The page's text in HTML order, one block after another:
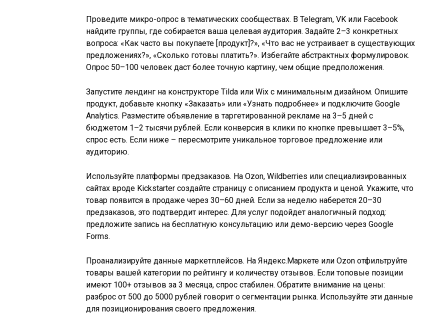
Проведите микро-опрос в тематических сообществах. В Telegram, VK или Facebook
найдите группы, где собирается ваша целевая аудитория. Задайте 2–3 конкретных
вопроса: «Как часто вы покупаете [продукт]?», «Что вас не устраивает в существующих
предложениях?», «Сколько готовы платить?». Избегайте абстрактных формулировок.
Опрос 50–100 человек даст более точную картину, чем общие предположения.
Запустите лендинг на конструкторе Tilda или Wix с минимальным дизайном. Опишите
продукт, добавьте кнопку «Заказать» или «Узнать подробнее» и подключите Google
Analytics. Разместите объявление в таргетированной рекламе на 3–5 дней с
бюджетом 1–2 тысячи рублей. Если конверсия в клики по кнопке превышает 3–5%,
спрос есть. Если ниже – пересмотрите уникальное торговое предложение или
аудиторию.
Используйте платформы предзаказов. На Ozon, Wildberries или специализированных
сайтах вроде Kickstarter создайте страницу с описанием продукта и ценой. Укажите, что
товар появится в продаже через 30–60 дней. Если за неделю наберется 20–30
предзаказов, это подтвердит интерес. Для услуг подойдет аналогичный подход:
предложите запись на бесплатную консультацию или демо-версию через Google
Forms.
Проанализируйте данные маркетплейсов. На Яндекс.Маркете или Ozon отфильтруйте
товары вашей категории по рейтингу и количеству отзывов. Если топовые позиции
имеют 100+ отзывов за 3 месяца, спрос стабилен. Обратите внимание на цены:
разброс от 500 до 5000 рублей говорит о сегментации рынка. Используйте эти данные
для позиционирования своего предложения.